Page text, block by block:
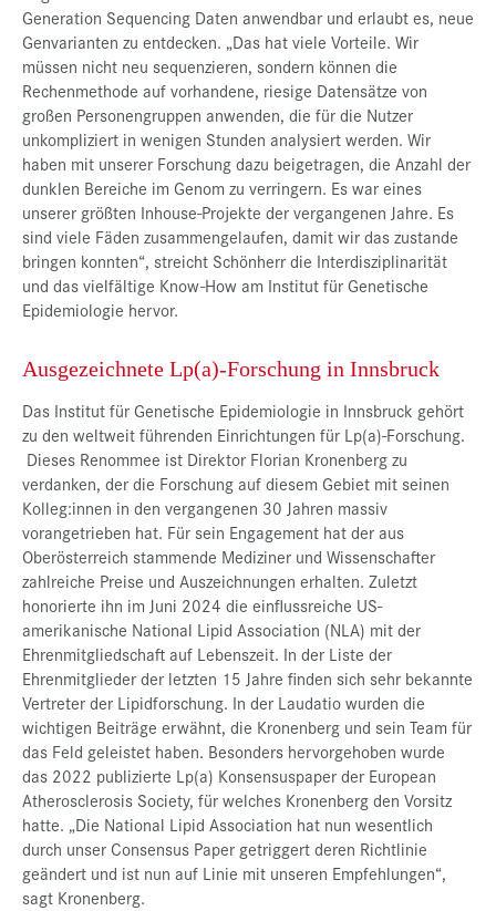
Generation Sequencing Daten anwendbar und erlaubt es, neue
Genvarianten zu entdecken. „Das hat viele Vorteile. Wir
müssen nicht neu sequenzieren, sondern können die
Rechenmethode auf vorhandene, riesige Datensätze von
großen Personengruppen anwenden, die für die Nutzer
unkompliziert in wenigen Stunden analysiert werden. Wir
haben mit unserer Forschung dazu beigetragen, die Anzahl der
dunklen Bereiche im Genom zu verringern. Es war eines
unserer größten Inhouse-Projekte der vergangenen Jahre. Es
sind viele Fäden zusammengelaufen, damit wir das zustande
bringen konnten“, streicht Schönherr die Interdisziplinarität
und das vielfältige Know-How am Institut für Genetische
Epidemiologie hervor.
Ausgezeichnete Lp(a)-Forschung in Innsbruck
Das Institut für Genetische Epidemiologie in Innsbruck gehört
zu den weltweit führenden Einrichtungen für Lp(a)-Forschung.
Dieses Renommee ist Direktor Florian Kronenberg zu
verdanken, der die Forschung auf diesem Gebiet mit seinen
Kolleg:innen in den vergangenen 30 Jahren massiv
vorangetrieben hat. Für sein Engagement hat der aus
Oberösterreich stammende Mediziner und Wissenschafter
zahlreiche Preise und Auszeichnungen erhalten. Zuletzt
honorierte ihn im Juni 2024 die einflussreiche US-
amerikanische National Lipid Association (NLA) mit der
Ehrenmitgliedschaft auf Lebenszeit. In der Liste der
Ehrenmitglieder der letzten 15 Jahre finden sich sehr bekannte
Vertreter der Lipidforschung. In der Laudatio wurden die
wichtigen Beiträge erwähnt, die Kronenberg und sein Team für
das Feld geleistet haben. Besonders hervorgehoben wurde
das 2022 publizierte Lp(a) Konsensuspaper der European
Atherosclerosis Society, für welches Kronenberg den Vorsitz
hatte. „Die National Lipid Association hat nun wesentlich
durch unser Consensus Paper getriggert deren Richtlinie
geändert und ist nun auf Linie mit unseren Empfehlungen“,
sagt Kronenberg.